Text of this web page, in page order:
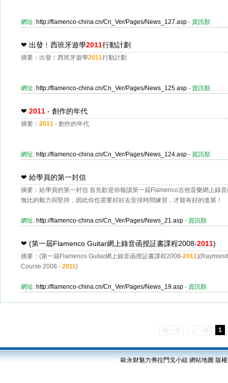
網址: http://flamenco-china.cn/Cn_Ver/Pages/News_127.asp - 資訊類
❤ 出發﹗西班牙遊學2011行動計劃
摘要：出發﹗西班牙遊學2011行動計劃
網址: http://flamenco-china.cn/Cn_Ver/Pages/News_125.asp - 資訊類
❤ 2011 - 創作的年代
摘要： 2011 - 創作的年代
網址: http://flamenco-china.cn/Cn_Ver/Pages/News_124.asp - 資訊類
❤ 給學員的第一封信
摘要：給學員的第一封信 首先歡迎你報讀第一屆Flamenco吉他音樂網上錄
無比的毅力與堅持，因此你也需要好好去安排時間練習，才能有好的進展！
網址: http://flamenco-china.cn/Cn_Ver/Pages/News_21.asp - 資訊類
❤ (第一屆Flamenco Guitar網上錄音函授証書課程2008-2011)
摘要：(第一屆Flamenco Guitar網上錄音函授証書課程2008-2011
Course 2008 - 2011)
網址: http://flamenco-china.cn/Cn_Ver/Pages/News_19.asp - 資訊類
第一頁 上一頁 1
歐永财魅力弗拉門戈小組 網站地圖 版